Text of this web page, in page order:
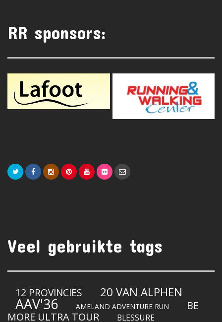
RR sponsors:
Veel gebruikte tags
12 PROVINCIES 20 VAN ALPHEN
AAV'36 AMELAND ADVENTURE RUN
BE
MORE ULTRA TOUR
BLESSURE